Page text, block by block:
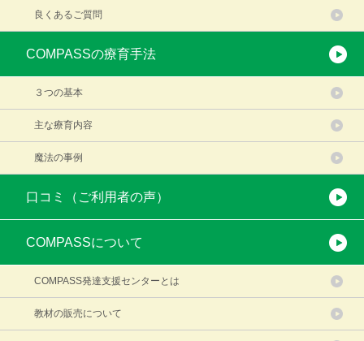
良くあるご質問
COMPASSの療育手法
３つの基本
主な療育内容
魔法の事例
口コミ（ご利用者の声）
COMPASSについて
COMPASS発達支援センターとは
教材の販売について